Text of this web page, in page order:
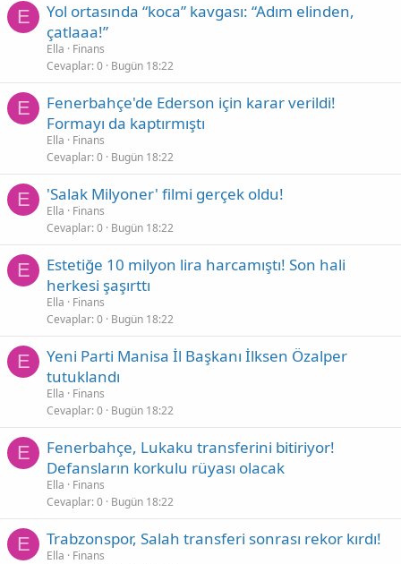
E
Yol ortasında “koca” kavgası: “Adım elinden,
çatlaaa!”
Ella
Finans
Cevaplar 0 Bugün 18:22
E
Fenerbahçe'de Ederson için karar verildi!
Formayı da kaptırmıştı
Ella
Finans
Cevaplar 0 Bugün 18:22
E 'Salak Milyoner' filmi gerçek oldu!
Ella
Finans
Cevaplar 0 Bugün 18:22
E
Estetiğe 10 milyon lira harcamıştı! Son hali
herkesi şaşırttı
Ella
Finans
Cevaplar 0 Bugün 18:22
E
Yeni Parti Manisa İl Başkanı İlksen Özalper
tutuklandı
Ella
Finans
Cevaplar 0 Bugün 18:22
E
Fenerbahçe, Lukaku transferini bitiriyor!
Defansların korkulu rüyası olacak
Ella
Finans
Cevaplar 0 Bugün 18:22
E Trabzonspor, Salah transferi sonrası rekor kırdı!
Ella
Finans